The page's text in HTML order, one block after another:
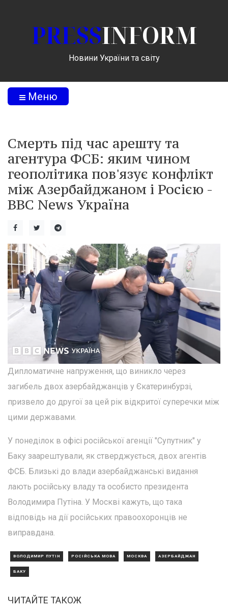
PRESSINFORM
Новини України та світу
Меню
Смерть під час арешту та
агентура ФСБ: яким чином
геополітика пов'язує конфлікт
між Азербайджаном і Росією -
BBC News Україна
Дипломатичне напруження, що виникло через
загибель двох азербайджанців у Єкатеринбурзі,
призвело до другої за цей рік відкритої суперечки між
цими державами.
У понеділок в офісі російської агенції "Супутник" у
Баку заарештували, як стверджується, двох агентів
ФСБ. Близькі до влади азербайджанські видання
лають російську владу та особисто президента
Володимира Путіна. У Москві кажуть, що така
відповідь на дії російських правоохоронців не
виправдана.
ВОЛОДИМИР ПУТІН РОСІЙСЬКА МОВА МОСКВА АЗЕРБАЙДЖАН
БАКУ
ЧИТАЙТЕ ТАКОЖ